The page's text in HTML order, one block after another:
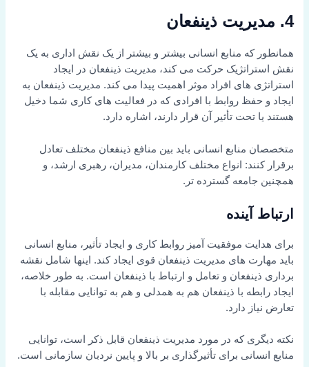
4. مدیریت ذینفعان
همانطور که منابع انسانی بیشتر و بیشتر از یک نقش اداری به یک
نقش استراتژیک حرکت می کند، مدیریت ذینفعان در ایجاد
استراتژی های افراد موثر اهمیت پیدا می کند. مدیریت ذینفعان به
ایجاد و حفظ روابط با افرادی که در فعالیت های کاری شما دخیل
هستند یا تحت تأثیر آن قرار دارند، اشاره دارد.
متخصصان منابع انسانی باید بین منافع ذینفعان مختلف تعادل
برقرار کنند: انواع مختلف کارمندان، مدیران، رهبری ارشد، و
همچنین جامعه گسترده تر.
ارتباط آینده
برای هدایت موفقیت آمیز روابط کاری و ایجاد تأثیر، منابع انسانی
باید مهارت های مدیریت ذینفعان قوی ایجاد کند. اینها شامل نقشه
برداری ذینفعان و تعامل و ارتباط با ذینفعان است. به طور خلاصه،
ایجاد رابطه با ذینفعان هم به همدلی و هم به توانایی مقابله با
تعارض نیاز دارد.
نکته دیگری که در مورد مدیریت ذینفعان قابل ذکر است، توانایی
منابع انسانی برای تأثیرگذاری بر بالا و پایین نردبان سازمانی است.